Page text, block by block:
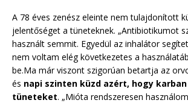
A 78 éves zenész eleinte nem tulajdonított
jelentőséget a tüneteknek. „Antibiotikumot
használt semmit. Egyedül az inhalátor
nem voltam elég következetes a
be.Ma már viszont szigorúan betartja az
és napi szinten küzd azért, hogy
tüneteket. „Mióta rendszeresen